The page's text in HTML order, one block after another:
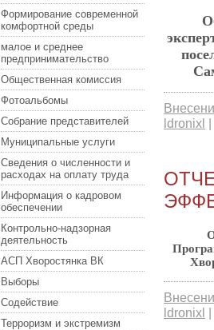
Формирование современной
комфортной среды
малое и среднее
предпринимательство
Общественная комиссия
Фотоальбомы
Собрание представителей
Муниципальные услуги
Сведения о численности и
расходах на оплату труда
Информация о кадровом
обеспечении
Контрольно-надзорная
деятельность
АСП Хворостянка ВК
Выборы
Содействие
Терроризм и экстремизм
ldronixl |
ldronixl |